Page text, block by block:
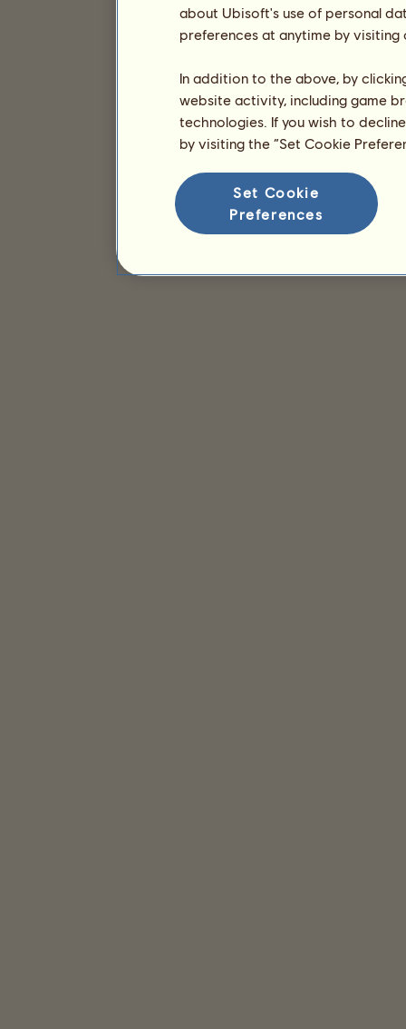
about Ubisoft's use of personal
preferences at anytime by
In addition to the above, by
website activity, including game
technologies. If you wish to
by visiting the “Set Cookie
Set Cookie
Preferences